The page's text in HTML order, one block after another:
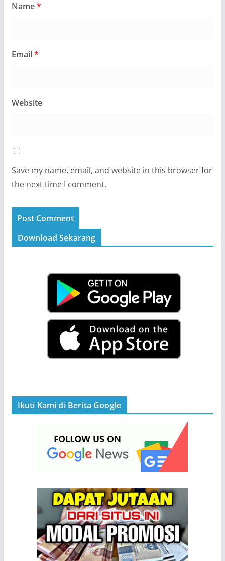
Name*
Email*
Website
Save my name, email, and website in this browser for
the next time I comment.
Download Sekarang
Ikuti Kami di Berita Google